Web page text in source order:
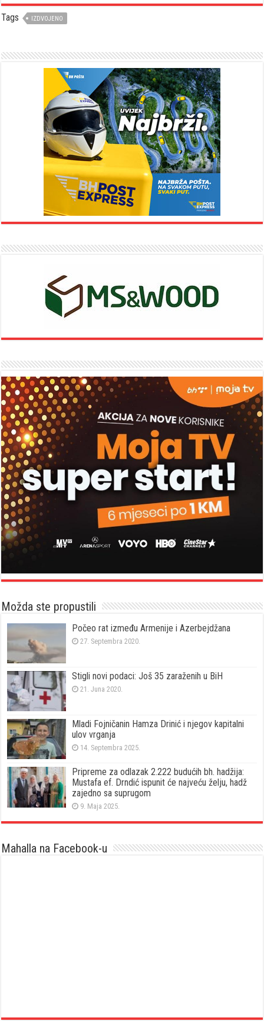
Tags IZDVOJENO
Možda ste propustili
Počeo rat između Armenije i Azerbejdžana
27. Septembra 2020.
Stigli novi podaci: Još 35 zaraženih u BiH
21. Juna 2020.
Mladi Fojničanin Hamza Drinić i njegov kapitalni
ulov vrganja
14. Septembra 2025.
Pripreme za odlazak 2.222 budućih bh. hadžija:
Mustafa ef. Drndić ispunit će najveću želju, hadž
zajedno sa suprugom
9. Maja 2025.
Mahalla na Facebook-u